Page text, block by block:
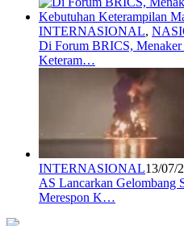
INTERNASIONAL,
Di Forum BRICS,
Keteram…
INTERNASIONAL13/07/
AS Lancarkan Gelombang
Merespon K…